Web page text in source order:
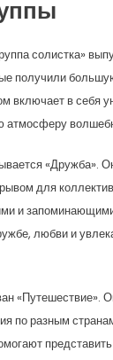
солистка»
получили
включает в себя
«Дружба».
для
и
любви и
«Путешествие».
по разным